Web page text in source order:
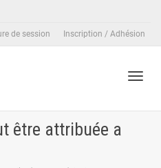
de session Inscription / Adhésion
être attribuée a